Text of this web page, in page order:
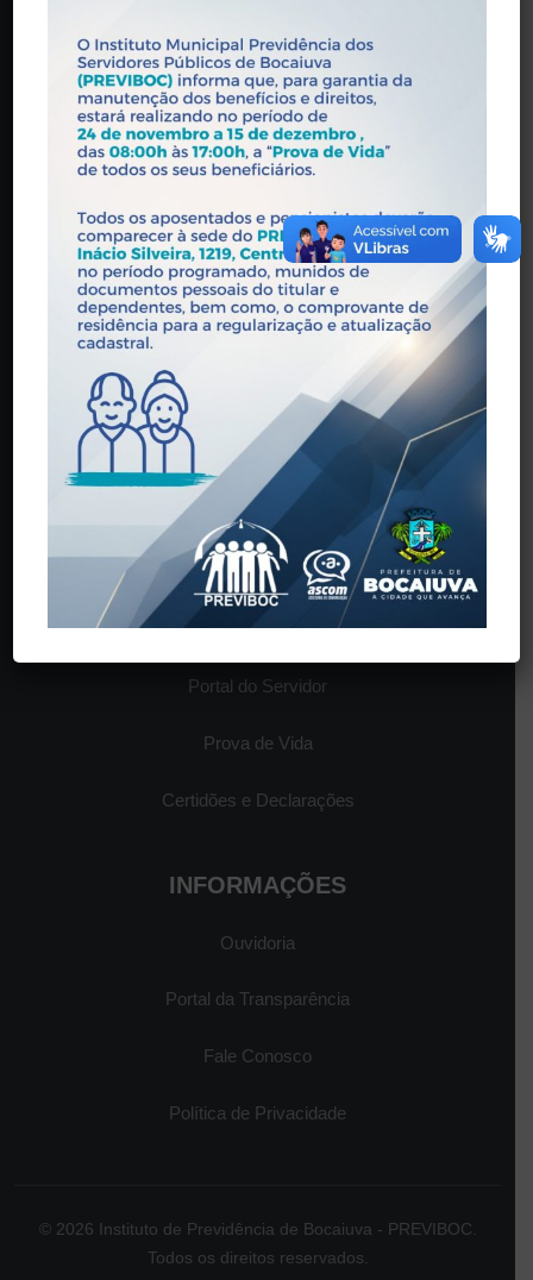
(38) 3251-5601
contato@previboc.mg.gov.br
Horário de Atendimento: 08:00 às 17:00
O INSTITUTO
História
Legislação
Órgãos Colegiados
SERVIÇOS
Contra-cheque
Portal do Servidor
Prova de Vida
Certidões e Declarações
INFORMAÇÕES
Ouvidoria
Portal da Transparência
Fale Conosco
Política de Privacidade
© 2026 Instituto de Previdência de Bocaiuva - PREVIBOC.
Todos os direitos reservados.